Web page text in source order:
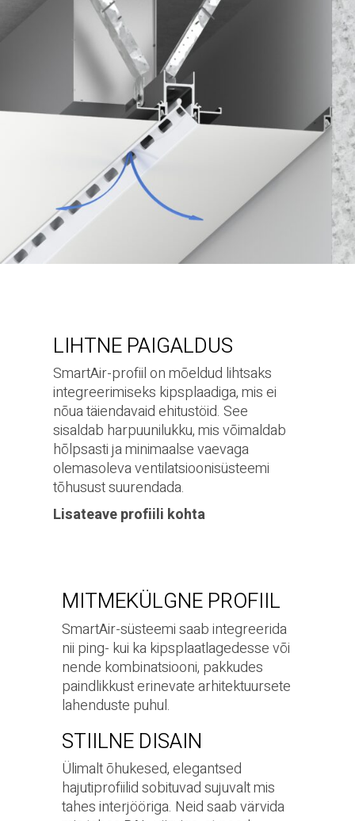
LIHTNE PAIGALDUS
SmartAir-profiil on mõeldud lihtsaks
integreerimiseks kipsplaadiga, mis ei
nõua täiendavaid ehitustöid. See
sisaldab harpuunilukku, mis võimaldab
hõlpsasti ja minimaalse vaevaga
olemasoleva ventilatsioonisüsteemi
tõhusust suurendada.
Lisateave profiili kohta
MITMEKÜLGNE PROFIIL
SmartAir-süsteemi saab integreerida
nii ping- kui ka kipsplaatlagedesse või
nende kombinatsiooni, pakkudes
paindlikkust erinevate arhitektuursete
lahenduste puhul.
STIILNE DISAIN
Ülimalt õhukesed, elegantsed
hajutiprofiilid sobituvad sujuvalt mis
tahes interjööriga. Neid saab värvida